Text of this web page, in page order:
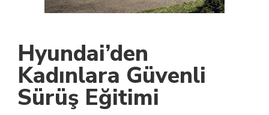
Hyundai’den
Kadınlara Güvenli
Sürüş Eğitimi